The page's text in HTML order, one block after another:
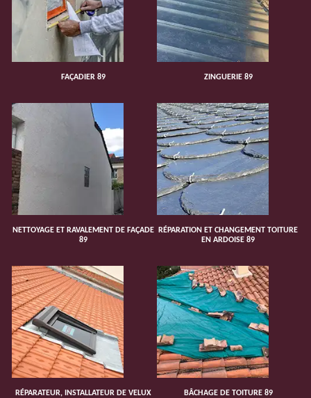
FAÇADIER 89 ZINGUERIE 89
NETTOYAGE ET RAVALEMENT DE FAÇADE
89
RÉPARATION ET CHANGEMENT TOITURE
EN ARDOISE 89
RÉPARATEUR, INSTALLATEUR DE VELUX
BÂCHAGE DE TOITURE 89